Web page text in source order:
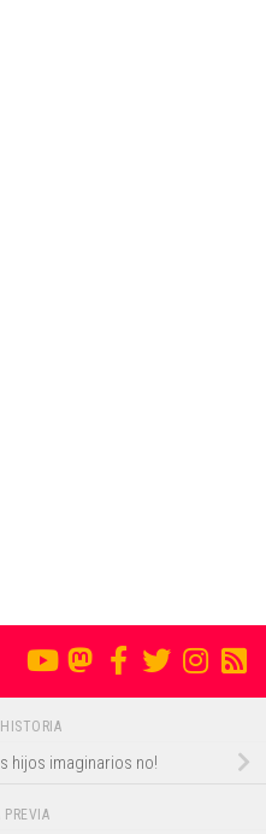
hijos imaginarios no!
PREVIA